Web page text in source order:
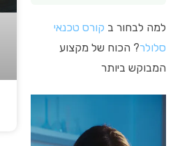
למה לבחור ב קורס טכנאי
סלולר? הכוח של מקצוע
המבוקש ביותר